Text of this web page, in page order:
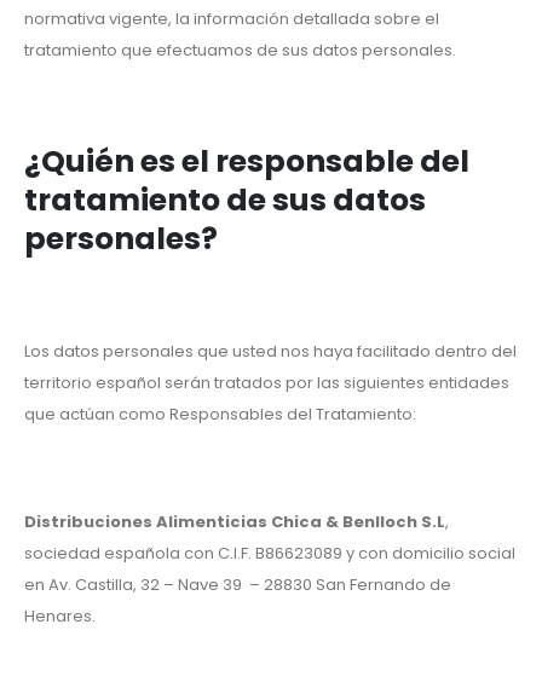
normativa vigente, la información detallada sobre el
tratamiento que efectuamos de sus datos personales.
¿Quién es el responsable del
tratamiento de sus datos
personales?
Los datos personales que usted nos haya facilitado dentro del
territorio español serán tratados por las siguientes entidades
que actúan como Responsables del Tratamiento:
Distribuciones Alimenticias Chica & Benlloch S.L,
sociedad española con C.I.F. B86623089 y con domicilio social
en Av. Castilla, 32 – Nave 39 – 28830 San Fernando de
Henares.